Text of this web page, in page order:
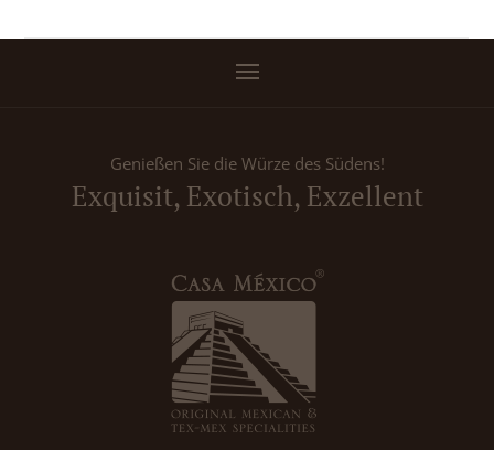
Genießen Sie die Würze des Südens!
Exquisit, Exotisch, Exzellent